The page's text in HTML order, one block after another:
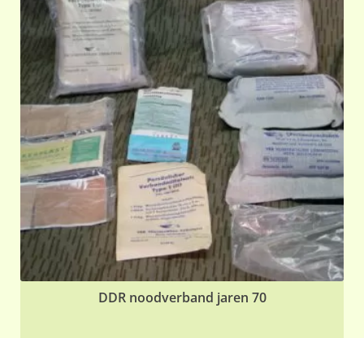
DDR noodverband jaren 70